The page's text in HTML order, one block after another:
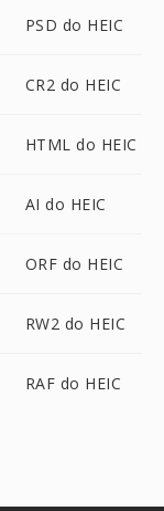
PSD do HEIC
CR2 do HEIC
HTML do HEIC
AI do HEIC
ORF do HEIC
RW2 do HEIC
RAF do HEIC